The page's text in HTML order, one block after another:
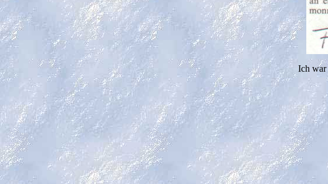
Ich war